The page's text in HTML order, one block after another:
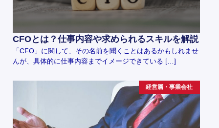
CFOとは？仕事内容や求められるスキルを解説
「CFO」に関して、その名前を聞くことはあるかもしれませ
んが、具体的に仕事内容までイメージできている […]
経営層・事業会社